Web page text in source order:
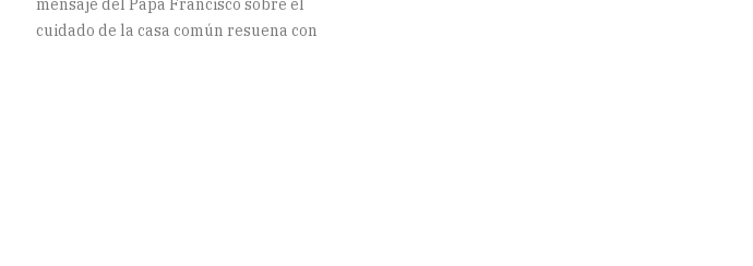
mensaje del Papa Francisco sobre el
cuidado de la casa común resuena con